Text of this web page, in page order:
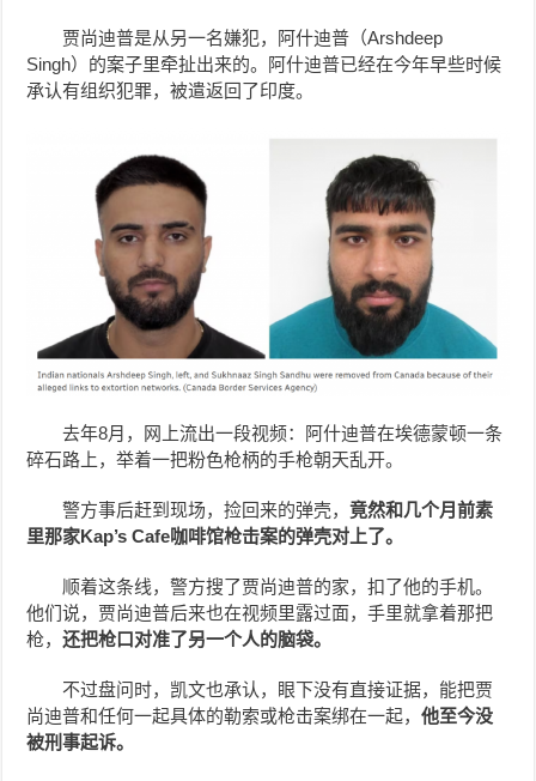
贾尚迪普是从另一名嫌犯，阿什迪普（Arshdeep
Singh）的案子里牵扯出来的。阿什迪普已经在今年早些时候
承认有组织犯罪，被遣返回了印度。
去年8月，网上流出一段视频：阿什迪普在埃德蒙顿一条
碎石路上，举着一把粉色枪柄的手枪朝天乱开。
警方事后赶到现场，捡回来的弹壳，竟然和几个月前素
里那家Kap’s Cafe咖啡馆枪击案的弹壳对上了。
顺着这条线，警方搜了贾尚迪普的家，扣了他的手机。
他们说，贾尚迪普后来也在视频里露过面，手里就拿着那把
枪，还把枪口对准了另一个人的脑袋。
不过盘问时，凯文也承认，眼下没有直接证据，能把贾
尚迪普和任何一起具体的勒索或枪击案绑在一起，他至今没
被刑事起诉。